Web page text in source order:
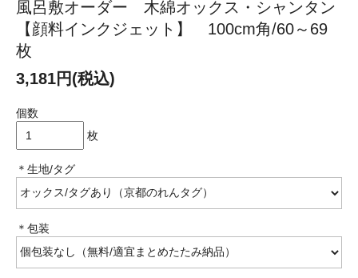
風呂敷オーダー 木綿オックス・シャンタン
【顔料インクジェット】 100cm角/60～69
枚
3,181円(税込)
個数
枚
＊生地/タグ
＊包装